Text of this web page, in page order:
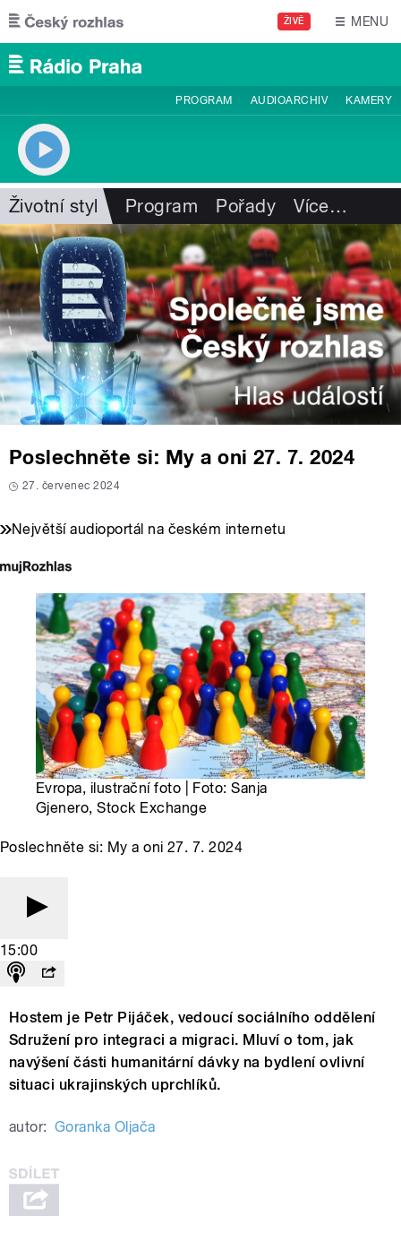
Přejít k hlavnímu obsahu
ŽIVĚ MENU
PROGRAM AUDIOARCHIV KAMERY
Životní styl Program Pořady Více…
Poslechněte si: My a oni 27. 7. 2024
27. červenec 2024
Největší audioportál na českém internetu
Evropa, ilustrační foto | Foto: Sanja
Gjenero, Stock Exchange
Poslechněte si: My a oni 27. 7. 2024
15:00
Hostem je Petr Pijáček, vedoucí sociálního oddělení
Sdružení pro integraci a migraci. Mluví o tom, jak
navýšení části humanitární dávky na bydlení ovlivní
situaci ukrajinských uprchlíků.
autor: Goranka Oljača